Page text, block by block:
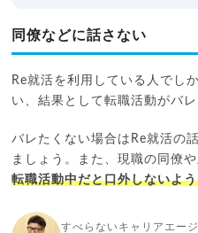
同僚などに話さない
Re就活を利用している人でし
い、結果として転職活動がバ
バレたくない場合はRe就活の
ましょう。また、現職の同僚
転職活動中だと口外しないよ
すべらないキャリアエー